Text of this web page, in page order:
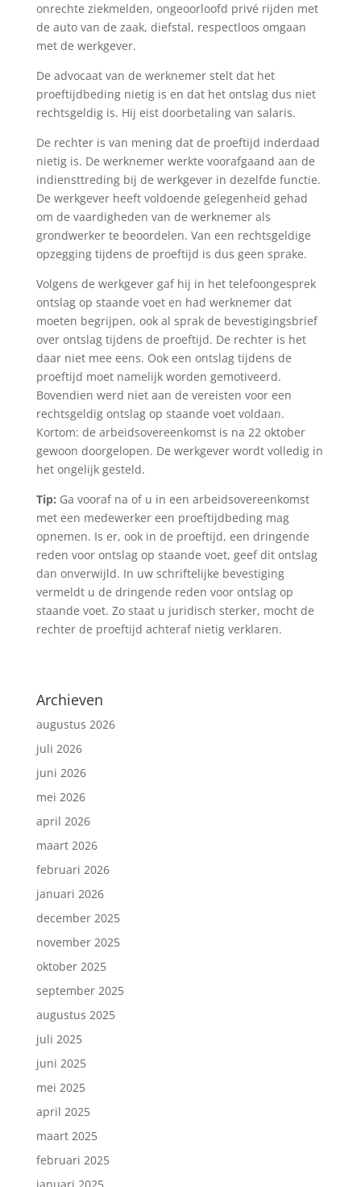
onrechte ziekmelden, ongeoorloofd privé rijden met
de auto van de zaak, diefstal, respectloos omgaan
met de werkgever.
De advocaat van de werknemer stelt dat het
proeftijdbeding nietig is en dat het ontslag dus niet
rechtsgeldig is. Hij eist doorbetaling van salaris.
De rechter is van mening dat de proeftijd inderdaad
nietig is. De werknemer werkte voorafgaand aan de
indiensttreding bij de werkgever in dezelfde functie.
De werkgever heeft voldoende gelegenheid gehad
om de vaardigheden van de werknemer als
grondwerker te beoordelen. Van een rechtsgeldige
opzegging tijdens de proeftijd is dus geen sprake.
Volgens de werkgever gaf hij in het telefoongesprek
ontslag op staande voet en had werknemer dat
moeten begrijpen, ook al sprak de bevestigingsbrief
over ontslag tijdens de proeftijd. De rechter is het
daar niet mee eens. Ook een ontslag tijdens de
proeftijd moet namelijk worden gemotiveerd.
Bovendien werd niet aan de vereisten voor een
rechtsgeldig ontslag op staande voet voldaan.
Kortom: de arbeidsovereenkomst is na 22 oktober
gewoon doorgelopen. De werkgever wordt volledig in
het ongelijk gesteld.
Tip: Ga vooraf na of u in een arbeidsovereenkomst
met een medewerker een proeftijdbeding mag
opnemen. Is er, ook in de proeftijd, een dringende
reden voor ontslag op staande voet, geef dit ontslag
dan onverwijld. In uw schriftelijke bevestiging
vermeldt u de dringende reden voor ontslag op
staande voet. Zo staat u juridisch sterker, mocht de
rechter de proeftijd achteraf nietig verklaren.
Archieven
augustus 2026
juli 2026
juni 2026
mei 2026
april 2026
maart 2026
februari 2026
januari 2026
december 2025
november 2025
oktober 2025
september 2025
augustus 2025
juli 2025
juni 2025
mei 2025
april 2025
maart 2025
februari 2025